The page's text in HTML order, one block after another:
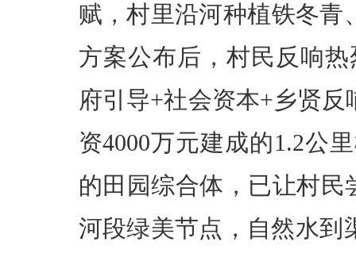
赋，村里沿河种植铁冬青
方案公布后，村民反响
府引导+社会资本+乡贤
资4000万元建成的1.2公
的田园综合体，已让村民
河段绿美节点，自然水到